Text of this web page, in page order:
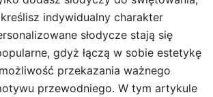
indywidualny charakter
słodycze stają się
gdyż łączą w sobie estetykę
przekazania ważnego
przewodniego. W tym artykule